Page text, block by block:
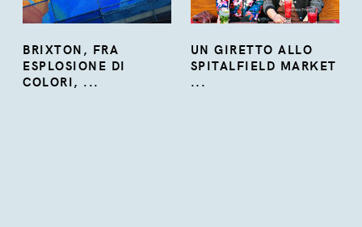
BRIXTON, FRA
ESPLOSIONE DI
COLORI, ...
UN GIRETTO ALLO
SPITALFIELD MARKET
...